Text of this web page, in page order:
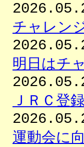
チャレン
明日はチ
ＪＲＣ登
運動会に